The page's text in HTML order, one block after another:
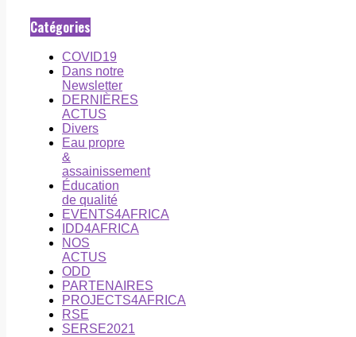
Catégories
COVID19
Dans notre
Newsletter
DERNIÈRES
ACTUS
Divers
Eau propre
&
assainissement
Éducation
de qualité
EVENTS4AFRICA
IDD4AFRICA
NOS
ACTUS
ODD
PARTENAIRES
PROJECTS4AFRICA
RSE
SERSE2021